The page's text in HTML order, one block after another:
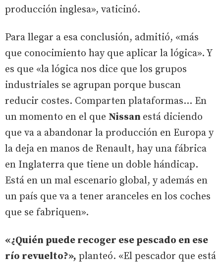
producción inglesa», vaticinó.
Para llegar a esa conclusión, admitió, «más
que conocimiento hay que aplicar la lógica». Y
es que «la lógica nos dice que los grupos
industriales se agrupan porque buscan
reducir costes. Comparten plataformas... En
un momento en el que Nissan está diciendo
que va a abandonar la producción en Europa y
la deja en manos de Renault, hay una fábrica
en Inglaterra que tiene un doble hándicap.
Está en un mal escenario global, y además en
un país que va a tener aranceles en los coches
que se fabriquen».
«¿Quién puede recoger ese pescado en ese
río revuelto?», planteó. «El pescador que está